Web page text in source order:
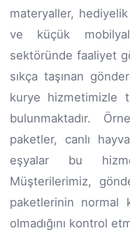
materyaller,
ve küçük
sektöründe faaliyet
sıkça taşınan
kurye hizmetimizle
bulunmaktadır.
paketler, canlı
eşyalar bu
Müşterilerimiz,
paketlerinin
olmadığını kontrol